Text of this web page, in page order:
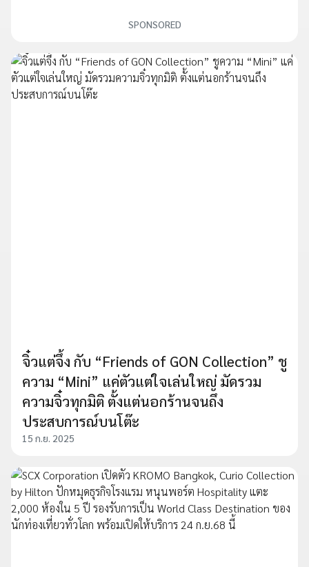
SPONSORED
จิ๋วแต่จึ้ง กับ “Friends of GON Collection” ชู
ความ “Mini” แค่ตัวแต่ใจเล่นใหญ่ มัดรวม
ความจิ๋วทุกมิติ ตั้งแต่นอกร้านจนถึง
ประสบการณ์บนโต๊ะ
15 ก.ย. 2025